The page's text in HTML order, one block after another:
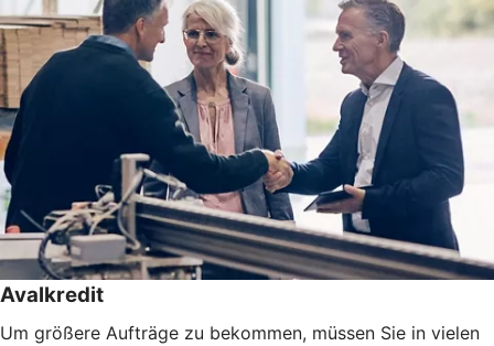
Avalkredit
Um größere Aufträge zu bekommen, müssen Sie in vielen